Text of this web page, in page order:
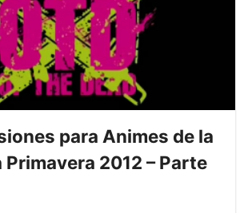
para Animes de la
2012 – Parte